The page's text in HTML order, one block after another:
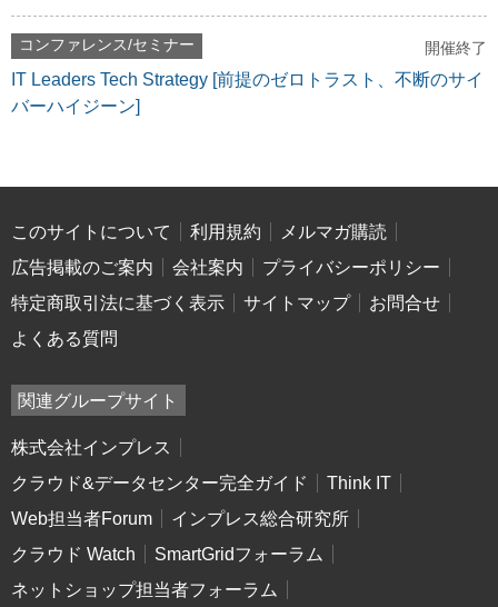
コンファレンス/セミナー 開催終了
IT Leaders Tech Strategy [前提のゼロトラスト、不断のサイ
バーハイジーン]
このサイトについて 利用規約
メルマガ購読
広告掲載のご案内
会社案内
プライバシーポリシー
特定商取引法に基づく表示
サイトマップ
お問合せ
よくある質問
関連グループサイト
株式会社インプレス
クラウド&データセンター完全ガイド
Think IT
Web担当者Forum
インプレス総合研究所
クラウド Watch
SmartGridフォーラム
ネットショップ担当者フォーラム